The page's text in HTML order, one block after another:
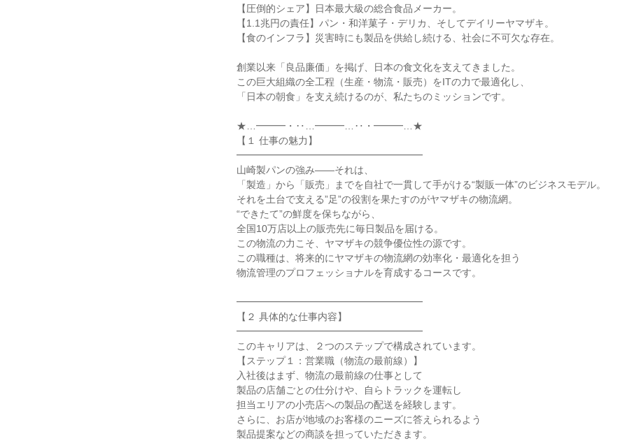
【圧倒的シェア】日本最大級の総合食品メーカー。
【1.1兆円の責任】パン・和洋菓子・デリカ、そしてデイリーヤマザキ。
【食のインフラ】災害時にも製品を供給し続ける、社会に不可欠な存在。
創業以来「良品廉価」を掲げ、日本の食文化を支えてきました。
この巨大組織の全工程（生産・物流・販売）をITの力で最適化し、
「日本の朝食」を支え続けるのが、私たちのミッションです。
★…━━━・‥…━━━…‥・━━━…★
【１ 仕事の魅力】
━━━━━━━━━━━━━━━━━━━
山崎製パンの強み――それは、
「製造」から「販売」までを自社で一貫して手がける“製販一体”のビジネスモデル。
それを土台で支える”足”の役割を果たすのがヤマザキの物流網。
“できたて”の鮮度を保ちながら、
全国10万店以上の販売先に毎日製品を届ける。
この物流の力こそ、ヤマザキの競争優位性の源です。
この職種は、将来的にヤマザキの物流網の効率化・最適化を担う
物流管理のプロフェッショナルを育成するコースです。
━━━━━━━━━━━━━━━━━━━
【２ 具体的な仕事内容】
━━━━━━━━━━━━━━━━━━━
このキャリアは、２つのステップで構成されています。
【ステップ１：営業職（物流の最前線）】
入社後はまず、物流の最前線の仕事として
製品の店舗ごとの仕分けや、自らトラックを運転し
担当エリアの小売店への製品の配送を経験します。
さらに、お店が地域のお客様のニーズに答えられるよう
製品提案などの商談を担っていただきます。